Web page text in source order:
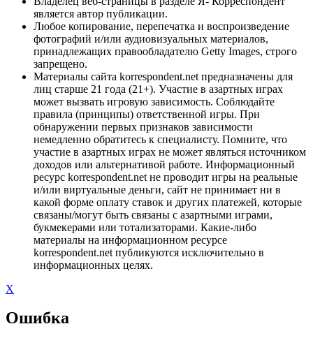
является автор публикации.
Любое копирование, перепечатка и воспроизведение
фотографий и/или аудиовизуальных материалов,
принадлежащих правообладателю Getty Images, строго
запрещено.
Материалы сайта korrespondent.net предназначены для
лиц старше 21 года (21+). Участие в азартных играх
может вызвать игровую зависимость. Соблюдайте
правила (принципы) ответственной игры. При
обнаружении первых признаков зависимости
немедленно обратитесь к специалисту. Помните, что
участие в азартных играх не может являться источником
доходов или альтернативой работе. Информационный
ресурс korrespondent.net не проводит игры на реальные
и/или виртуальные деньги, сайт не принимает ни в
какой форме оплату ставок и других платежей, которые
связаны/могут быть связаны с азартными играми,
букмекерами или тотализаторами. Какие-либо
материалы на информационном ресурсе
korrespondent.net публикуются исключительно в
информационных целях.
X
Ошибка